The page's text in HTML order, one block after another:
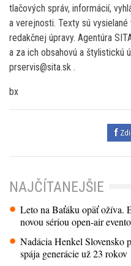
tlačových správ, informácií,
a verejnosti. Texty sú
redakčnej úpravy. Agentúra
a za ich obsahovú a štylistickú
prservis@sita.sk .
bx
NAJČÍTANEJŠIE
Leto na Baťáku opäť ožíva.
novou sériou open-air
Nadácia Henkel
spája generácie už 23 rokov